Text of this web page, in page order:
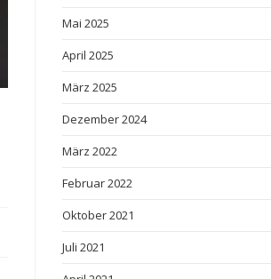
Mai 2025
April 2025
März 2025
Dezember 2024
März 2022
Februar 2022
Oktober 2021
Juli 2021